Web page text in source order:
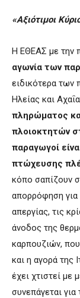
«Αξιότιμοι
Η ΕΘΕΑΣ με την
αγωνία των
ειδικότερα των
Ηλείας και
πληρώματος
πλοιοκτητών
παραγωγοί
πτώχευσης
κόπο σαπίζουν
απορρόφηση για
απεργίας, τις
άνοδος της
καρπουζιών,
και η αγορά της
έχει χτιστεί με
συνεπάγεται